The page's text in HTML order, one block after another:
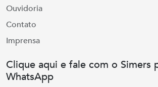
Ouvidoria
Contato
Imprensa
Clique aqui e fale com o Simers
WhatsApp